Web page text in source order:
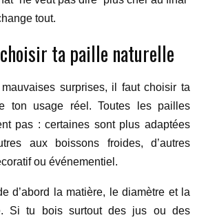
tout.
ta paille naturelle
surprises, il faut choisir ta
ton usage réel. Toutes les pailles
pas : certaines sont plus adaptées
aux boissons froides, d’autres
ou événementiel.
d’abord la matière, le diamètre et la
Si tu bois surtout des jus ou des